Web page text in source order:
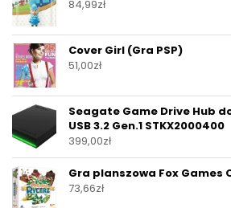
84,99zł
Cover Girl (Gra PSP)
51,00zł
Seagate Game Drive Hub
USB 3.2 Gen.1 STKX2000400
399,00zł
Gra planszowa Fox Games
73,66zł